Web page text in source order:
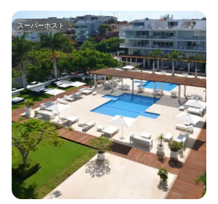
スーパーホスト
スーパーホスト